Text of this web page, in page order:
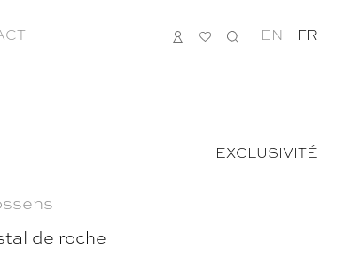
CONNEXION
MA
RECHERCHE
EN FR
EXCLUSIVITÉ
de roche